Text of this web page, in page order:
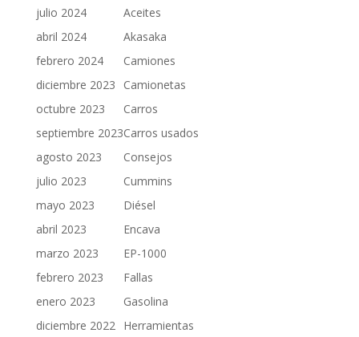
julio 2024
abril 2024
febrero 2024
diciembre 2023
octubre 2023
septiembre 2023
agosto 2023
julio 2023
mayo 2023
abril 2023
marzo 2023
febrero 2023
enero 2023
diciembre 2022
Aceites
Akasaka
Camiones
Camionetas
Carros
Carros usados
Consejos
Cummins
Diésel
Encava
EP-1000
Fallas
Gasolina
Herramientas